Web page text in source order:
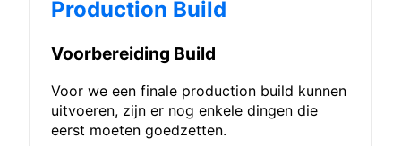
Production Build
Voorbereiding Build
Voor we een finale production build kunnen
uitvoeren, zijn er nog enkele dingen die
eerst moeten goedzetten.